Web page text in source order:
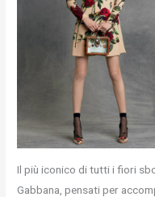
Il più iconico di tutti i fiori
Gabbana, pensati per